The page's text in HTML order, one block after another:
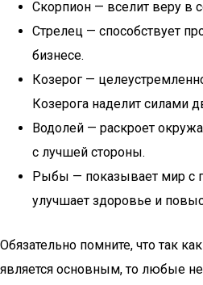
Скорпион — вселит веру в
Стрелец — способствует
бизнесе.
Козерог —
Козерога наделит силами
Водолей — раскроет
с лучшей стороны.
Рыбы — показывает мир с
улучшает здоровье и
Обязательно помните, что так
является основным, то любые